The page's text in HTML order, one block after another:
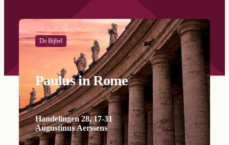
De Bijbel
Paulus in Rome
Handelingen 28, 17-31
Augustinus Aerssens